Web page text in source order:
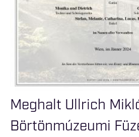
Meghalt Ullrich
Börtönmúzeumi